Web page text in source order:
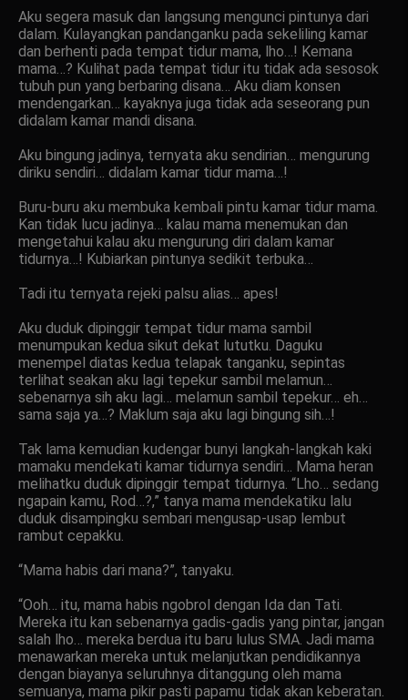
Aku segera masuk dan langsung mengunci pintunya dari
dalam. Kulayangkan pandanganku pada sekeliling kamar
dan berhenti pada tempat tidur mama, lho…! Kemana
mama…? Kulihat pada tempat tidur itu tidak ada sesosok
tubuh pun yang berbaring disana… Aku diam konsen
mendengarkan… kayaknya juga tidak ada seseorang pun
didalam kamar mandi disana.
Aku bingung jadinya, ternyata aku sendirian… mengurung
diriku sendiri… didalam kamar tidur mama…!
Buru-buru aku membuka kembali pintu kamar tidur mama.
Kan tidak lucu jadinya… kalau mama menemukan dan
mengetahui kalau aku mengurung diri dalam kamar
tidurnya…! Kubiarkan pintunya sedikit terbuka…
Tadi itu ternyata rejeki palsu alias… apes!
Aku duduk dipinggir tempat tidur mama sambil
menumpukan kedua sikut dekat lututku. Daguku
menempel diatas kedua telapak tanganku, sepintas
terlihat seakan aku lagi tepekur sambil melamun…
sebenarnya sih aku lagi… melamun sambil tepekur… eh…
sama saja ya…? Maklum saja aku lagi bingung sih…!
Tak lama kemudian kudengar bunyi langkah-langkah kaki
mamaku mendekati kamar tidurnya sendiri… Mama heran
melihatku duduk dipinggir tempat tidurnya. “Lho… sedang
ngapain kamu, Rod…?,” tanya mama mendekatiku lalu
duduk disampingku sembari mengusap-usap lembut
rambut cepakku.
“Mama habis dari mana?”, tanyaku.
“Ooh… itu, mama habis ngobrol dengan Ida dan Tati.
Mereka itu kan sebenarnya gadis-gadis yang pintar, jangan
salah lho… mereka berdua itu baru lulus SMA. Jadi mama
menawarkan mereka untuk melanjutkan pendidikannya
dengan biayanya seluruhnya ditanggung oleh mama
semuanya, mama pikir pasti papamu tidak akan keberatan.